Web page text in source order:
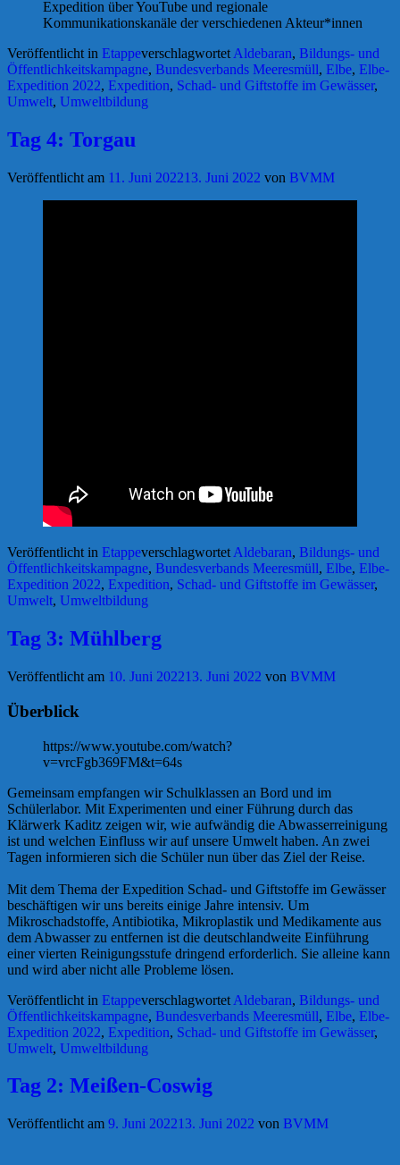
Expedition über YouTube und regionale
Kommunikationskanäle der verschiedenen Akteur*innen
Veröffentlicht in EtappeverschlagwortetAldebaran, Bildungs- und
Öffentlichkeitskampagne, Bundesverbands Meeresmüll, Elbe, Elbe-
Expedition 2022, Expedition, Schad- und Giftstoffe im Gewässer,
Umwelt, Umweltbildung
Tag 4: Torgau
Veröffentlicht am 11. Juni 202213. Juni 2022 von BVMM
Veröffentlicht in Etappeverschlagwortet Aldebaran, Bildungs- und
Öffentlichkeitskampagne, Bundesverbands Meeresmüll, Elbe, Elbe-
Expedition 2022, Expedition, Schad- und Giftstoffe im Gewässer,
Umwelt, Umweltbildung
Tag 3: Mühlberg
Veröffentlicht am 10. Juni 202213. Juni 2022 von BVMM
Überblick
https://www.youtube.com/watch?
v=vrcFgb369FM&t=64s
Gemeinsam empfangen wir Schulklassen an Bord und im
Schülerlabor. Mit Experimenten und einer Führung durch das
Klärwerk Kaditz zeigen wir, wie aufwändig die Abwasserreinigung
ist und welchen Einfluss wir auf unsere Umwelt haben. An zwei
Tagen informieren sich die Schüler nun über das Ziel der Reise.
Mit dem Thema der Expedition Schad- und Giftstoffe im Gewässer
beschäftigen wir uns bereits einige Jahre intensiv. Um
Mikroschadstoffe, Antibiotika, Mikroplastik und Medikamente aus
dem Abwasser zu entfernen ist die deutschlandweite Einführung
einer vierten Reinigungsstufe dringend erforderlich. Sie alleine kann
und wird aber nicht alle Probleme lösen.
Veröffentlicht in Etappeverschlagwortet Aldebaran, Bildungs- und
Öffentlichkeitskampagne, Bundesverbands Meeresmüll, Elbe, Elbe-
Expedition 2022, Expedition, Schad- und Giftstoffe im Gewässer,
Umwelt, Umweltbildung
Tag 2: Meißen-Coswig
Veröffentlicht am 9. Juni 202213. Juni 2022 von BVMM